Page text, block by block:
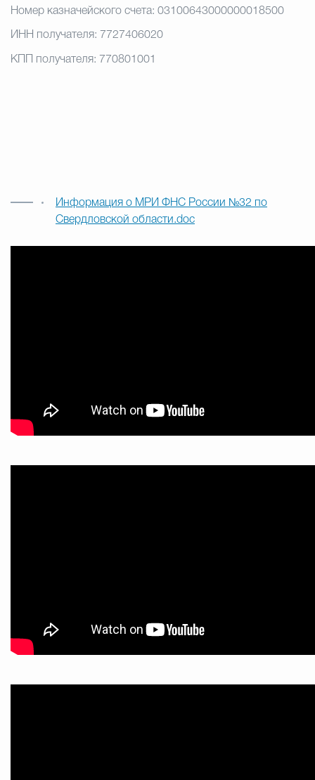
Номер казначейского счета: 03100643000000018500
ИНН получателя: 7727406020
КПП получателя: 770801001
Информация о МРИ ФНС России №32 по
Свердловской области.doc